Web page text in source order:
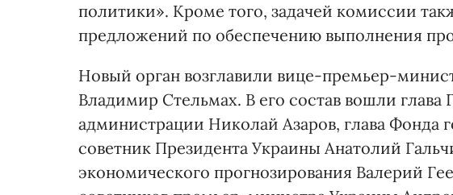
политики». Кроме того, задачей комиссии
предложений по обеспечению выполнения
Новый орган возглавили вице-премьер-
Владимир Стельмах. В его состав вошли глава
администрации Николай Азаров, глава Фонда
советник Президента Украины Анатолий
экономического прогнозирования Валерий